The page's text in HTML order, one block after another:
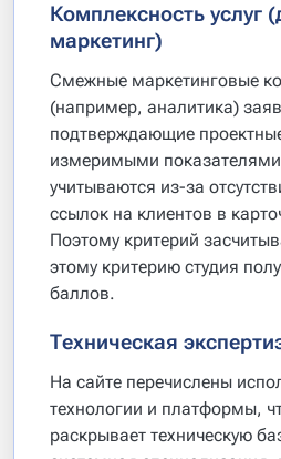
Комплексность услуг
маркетинг)
Смежные маркетинговые
(например, аналитика)
подтверждающие
измеримыми
учитываются из-за
ссылок на клиентов в
Поэтому критерий
этому критерию студия
баллов.
Техническая
На сайте перечислены
технологии и платформы,
раскрывает техническую